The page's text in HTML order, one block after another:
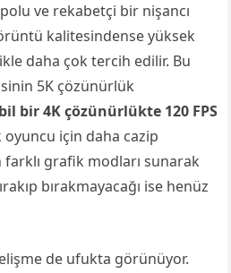
ve rekabetçi bir nişancı
kalitesindense yüksek
daha çok tercih edilir. Bu
5K çözünürlük
bir 4K çözünürlükte 120 FPS
oyuncu için daha cazip
grafik modları sunarak
bırakmayacağı ise henüz
de ufukta görünüyor.